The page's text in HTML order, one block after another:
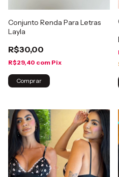
Conjunto Renda Para Letras
Layla
R$30,00
R$29,40 com Pix
Comprar